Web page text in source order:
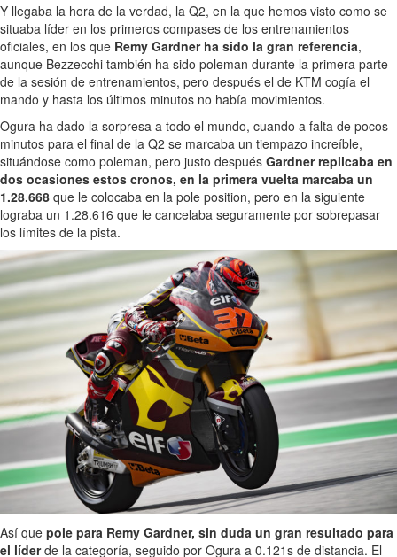
Y llegaba la hora de la verdad, la Q2, en la que hemos visto como se
situaba líder en los primeros compases de los entrenamientos
oficiales, en los que Remy Gardner ha sido la gran referencia,
aunque Bezzecchi también ha sido poleman durante la primera parte
de la sesión de entrenamientos, pero después el de KTM cogía el
mando y hasta los últimos minutos no había movimientos.
Ogura ha dado la sorpresa a todo el mundo, cuando a falta de pocos
minutos para el final de la Q2 se marcaba un tiempazo increíble,
situándose como poleman, pero justo después Gardner replicaba en
dos ocasiones estos cronos, en la primera vuelta marcaba un
1.28.668 que le colocaba en la pole position, pero en la siguiente
lograba un 1.28.616 que le cancelaba seguramente por sobrepasar
los límites de la pista.
Así que pole para Remy Gardner, sin duda un gran resultado para
el líderde la categoría, seguido por Ogura a 0.121s de distancia. El